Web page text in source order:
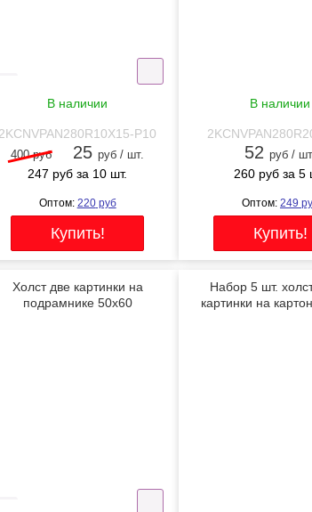
В наличии
2KCNVPAN280R10X15-P10
400 руб 25 руб / шт.
247 руб за 10 шт.
Оптом: 220руб
В наличии
52 руб /
260 руб за 5
Оптом: 249
Холст две картинки на
подрамнике 50x60
Набор 5 шт.
картинки на